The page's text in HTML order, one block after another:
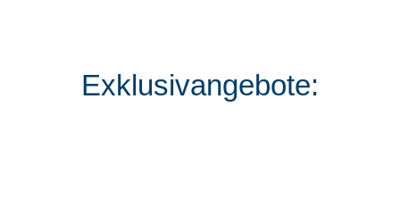
Exklusivangebote: